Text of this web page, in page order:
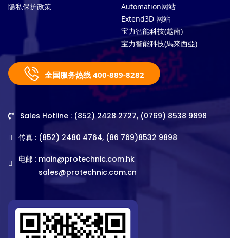
隐私保护政策
Automation网站
Extend3D 网站
宝力智能科技(越南)
宝力智能科技(馬來西亞)
全国服务热线 400-889-8282
Sales Hotline : (852) 2428 2727, (0769) 8538 9898
传真 : (852) 2480 4764, (86 769)8532 9898
电邮 : main@protechnic.com.hk
sales@protechnic.com.cn